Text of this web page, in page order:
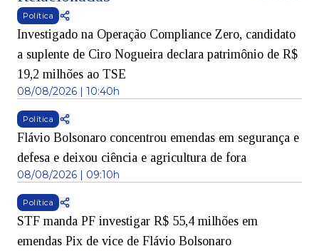
Política
Investigado na Operação Compliance Zero, candidato
a suplente de Ciro Nogueira declara patrimônio de R$
19,2 milhões ao TSE
08/08/2026 | 10:40h
Política
Flávio Bolsonaro concentrou emendas em segurança e
defesa e deixou ciência e agricultura de fora
08/08/2026 | 09:10h
Política
STF manda PF investigar R$ 55,4 milhões em
emendas Pix de vice de Flávio Bolsonaro